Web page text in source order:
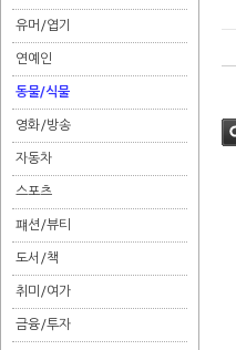
유머/엽기
연예인
동물/식물
영화/방송
자동차
스포츠
퍠션/뷰티
도서/책
취미/여가
금융/투자